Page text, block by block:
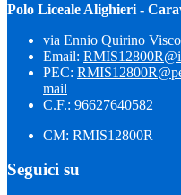
Polo Liceale Alighieri -
via Ennio Quirino
Email:
PEC:
mail
C.F.: 96627640582
CM: RMIS12800R
Seguici su